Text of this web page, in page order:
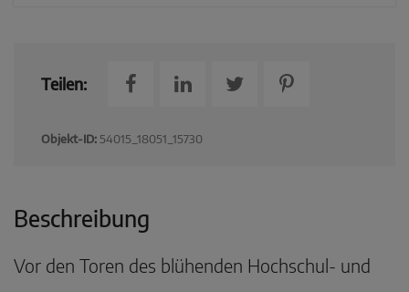
Teilen:
Objekt-ID: 54015_18051_15730
Beschreibung
Vor den Toren des blühenden Hochschul- und